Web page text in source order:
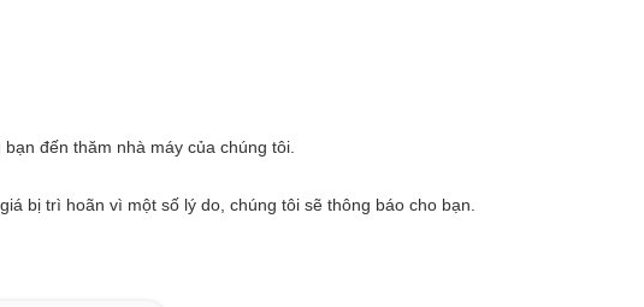
đến thăm nhà máy của chúng tôi.
bị trì hoãn vì một số lý do, chúng tôi sẽ thông báo cho bạn.